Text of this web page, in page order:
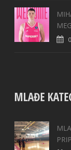
MLAĐE